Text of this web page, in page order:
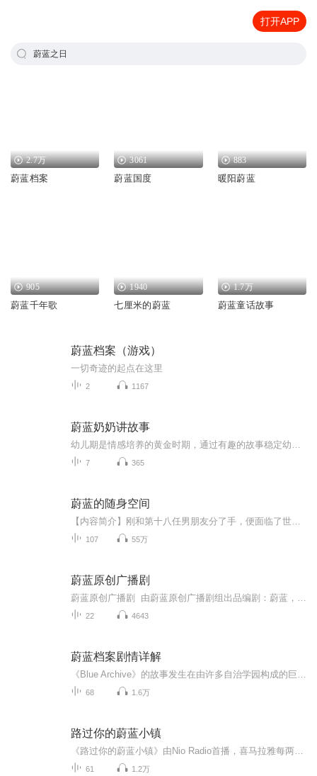
打开APP
蔚蓝之日
2.7万
蔚蓝档案
3061
蔚蓝国度
883
暖阳蔚蓝
905
蔚蓝千年歌
1940
七厘米的蔚蓝
1.7万
蔚蓝童话故事
蔚蓝档案（游戏）
一切奇迹的起点在这里
2 1167
蔚蓝奶奶讲故事
7 365
蔚蓝的随身空间
107 55万
蔚蓝原创广播剧
22 4643
蔚蓝档案剧情详解
68 1.6万
路过你的蔚蓝小镇
61 1.2万